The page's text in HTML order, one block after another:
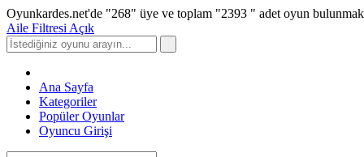
Oyunkardes.net'de "268" üye ve toplam "2393 " adet oyun
Aile Filtresi Açık
Ana Sayfa
Kategoriler
Popüler Oyunlar
Oyuncu Girişi